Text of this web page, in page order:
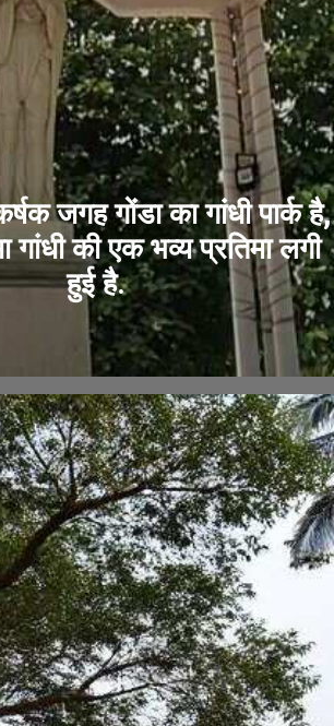
जगह गोंडा का गांधी पार्क है,
गांधी की एक भव्य प्रतिमा लगी
हुई है.